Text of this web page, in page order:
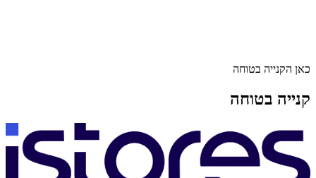
כאן הקנייה בטוחה
קנייה בטוחה